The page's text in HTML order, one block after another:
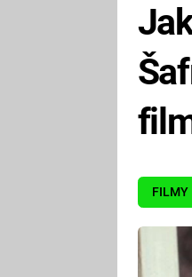
FILMY